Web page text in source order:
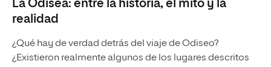
La Odisea: entre la historia, el mito y la
realidad
¿Qué hay de verdad detrás del viaje de Odiseo?
¿Existieron realmente algunos de los lugares descritos